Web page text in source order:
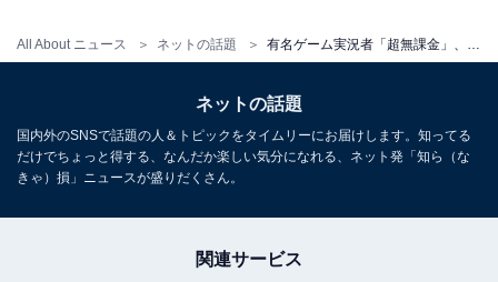
All About ニュース ネットの話題
ネットの話題
国内外のSNSで話題の人＆トピックをタイムリーにお届けします。知ってる
だけでちょっと得する、なんだか楽しい気分になれる、ネット発「知ら（な
きゃ）損」ニュースが盛りだくさん。
関連サービス